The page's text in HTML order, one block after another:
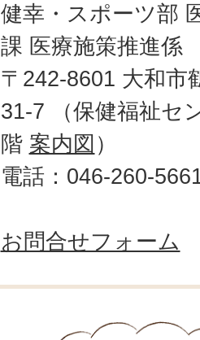
健幸・スポーツ部
課 医療施策推進係
〒242-8601 大和市
31-7 （保健福祉セ
階 案内図 ）
電話：046-260-
お問合せフォーム